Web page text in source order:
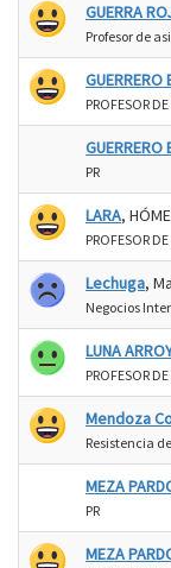
GUERRA
Profesor de
GUERRERO
PROFESOR
GUERRERO
PR
LARA,
PROFESOR
Lechuga,
Negocios
LUNA
PROFESOR
Mendoza
Resistencia
MEZA
PR
MEZA